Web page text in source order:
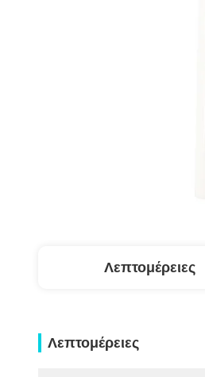
Λεπτομέρειες
Λεπτομέρειες